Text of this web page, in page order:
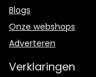
Blogs
Onze webshops
Adverteren
Verklaringen